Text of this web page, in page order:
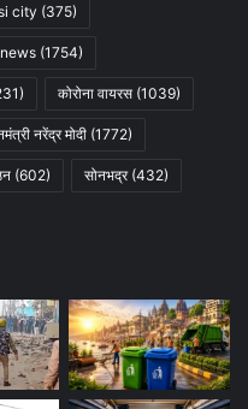
city (375)
(1754)
कोरोना वायरस (1039)
नरेंद्र मोदी (1772)
(602) सोनभद्र(432)